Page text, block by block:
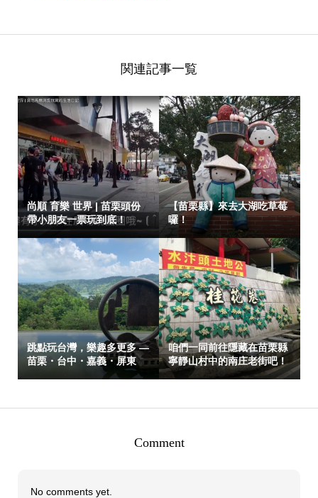
関連記事一覧
尚順 育樂 世界 | 苗栗頭份
帶小朋友一票玩到底！
【苗栗縣】來去大湖吃草莓
囉！
跳點玩台灣，樂趣多更多 —
苗栗・台中・嘉義・屏東
咱們一同前往隱藏在苗栗縣
寧靜山村中的南庄老街吧！
Comment
No comments yet.